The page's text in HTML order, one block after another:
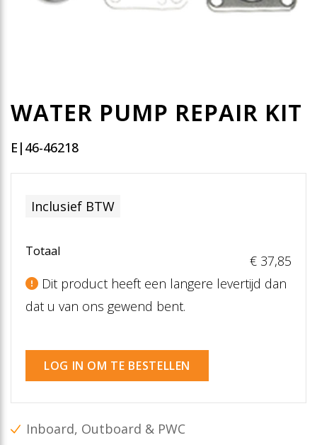
WATER PUMP REPAIR KIT
E|46-46218
Inclusief BTW
Totaal
€ 37,85
Dit product heeft een langere levertijd dan
dat u van ons gewend bent.
LOG IN OM TE BESTELLEN
Inboard, Outboard & PWC